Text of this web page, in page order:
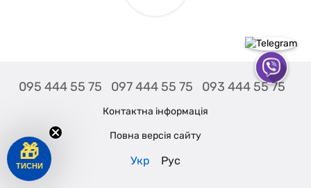
095 444 55 75 097 444 55 75 093 444 55 75
Контактна інформація
Повна версія сайту
Укр Рус
🎁
ТИСНИ